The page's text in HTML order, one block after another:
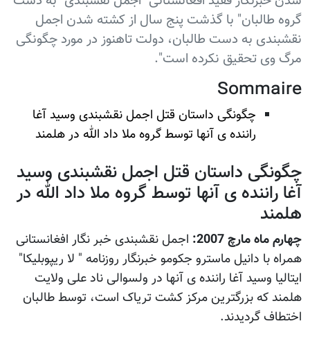
گروه طالبان" با گذشت پنج سال از کشته شدن اجمل
نقشبندی به دست طالبان، دولت تاهنوز در مورد چگونگی
مرگ وی تحقیق نکرده است".
Sommaire
چگونگی داستان قتل اجمل نقشبندی وسید آغا
راننده ی آنها توسط گروه ملا داد الله در هلمند
چگونگی داستان قتل اجمل نقشبندی وسید
آغا راننده ی آنها توسط گروه ملا داد الله در
هلمند
چهارم ماه مارچ 2007:
اجمل نقشبندی خبر نگار افغانستانی
همراه با دانیل ماسترو جکومو خبرنگار روزنامه " لا ریپوبلیکا"
ایتالیا وسید آغا راننده ی آنها در ولسوالی ناد علی ولایت
هلمند که بزرگترین مرکز کشت تریاک است، توسط طالبان
اختطاف گردیدند.